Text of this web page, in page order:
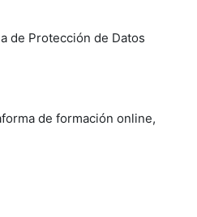
de Protección de Datos
de formación online,